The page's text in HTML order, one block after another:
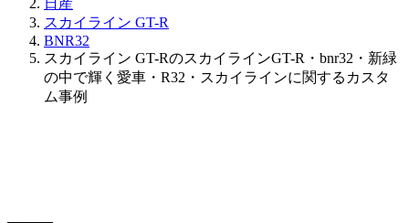
日産
スカイライン GT-R
BNR32
スカイライン GT-RのスカイラインGT-R・bnr32・新緑
の中で輝く愛車・R32・スカイラインに関するカスタ
ム事例